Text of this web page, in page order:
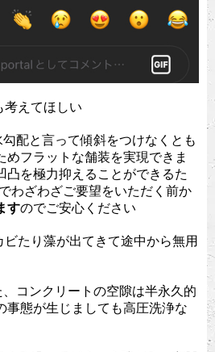
考えてほしい
配と言って傾斜をつけなくとも
めフラットな舗装を実現できま
凸を極力抑えることができるた
わざわざご要望をいただく前か
すのでご安心ください
たり藻が出てきて途中から無用
コンクリートの空隙は半永久的
事態が生じましても高圧洗浄な